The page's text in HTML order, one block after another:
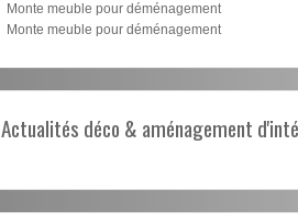
Monte meuble pour déménagement
Monte meuble pour déménagement
Actualités déco & aménagement